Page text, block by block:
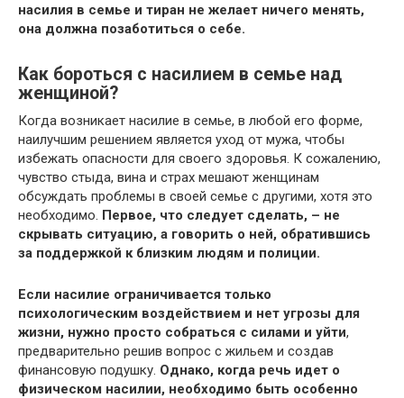
насилия в семье и тиран не желает ничего менять,
она должна позаботиться о себе.
Как бороться с насилием в семье над
женщиной?
Когда возникает насилие в семье, в любой его форме,
наилучшим решением является уход от мужа, чтобы
избежать опасности для своего здоровья. К сожалению,
чувство стыда, вина и страх мешают женщинам
обсуждать проблемы в своей семье с другими, хотя это
необходимо. Первое, что следует сделать, – не
скрывать ситуацию, а говорить о ней, обратившись
за поддержкой к близким людям и полиции.
Если насилие ограничивается только
психологическим воздействием и нет угрозы для
жизни, нужно просто собраться с силами и уйти,
предварительно решив вопрос с жильем и создав
финансовую подушку. Однако, когда речь идет о
физическом насилии, необходимо быть особенно